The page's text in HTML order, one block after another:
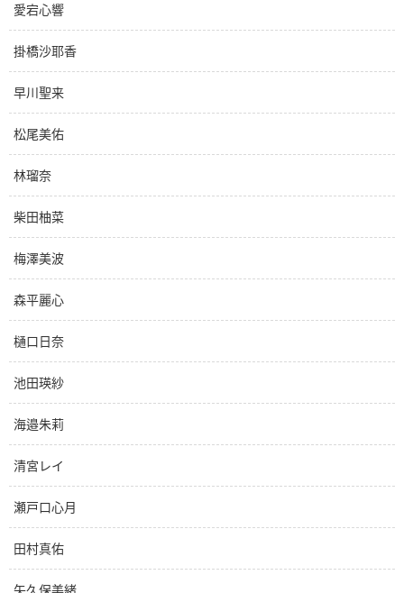
愛宕心響
掛橋沙耶香
早川聖来
松尾美佑
林瑠奈
柴田柚菜
梅澤美波
森平麗心
樋口日奈
池田瑛紗
海邉朱莉
清宮レイ
瀬戸口心月
田村真佑